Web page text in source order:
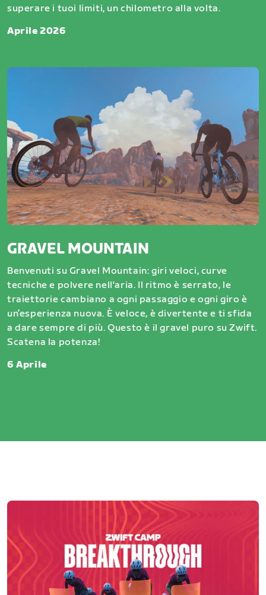
superare i tuoi limiti, un chilometro alla volta.
Aprile 2026
GRAVEL MOUNTAIN
Benvenuti su Gravel Mountain: giri veloci, curve
tecniche e polvere nell'aria. Il ritmo è serrato, le
traiettorie cambiano a ogni passaggio e ogni giro è
un’esperienza nuova. È veloce, è divertente e ti sfida
a dare sempre di più. Questo è il gravel puro su Zwift.
Scatena la potenza!
6 Aprile